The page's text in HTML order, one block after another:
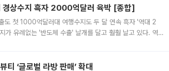
상수지 흑자 2000억달러 육박 [종합]
첫 1000억달러대 여행수지도 두 달 연속 흑자 '역대 2
유례없는 '반도체 수출' 날개를 달고 훨훨 날고 있다. 역대
‘글로벌 라방 판매’ 확대